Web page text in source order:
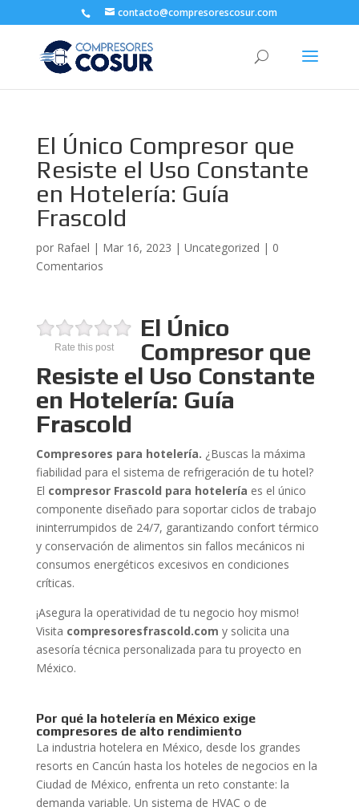
contacto@compresorescosur.com
El Único Compresor que
Resiste el Uso Constante
en Hotelería: Guía
Frascold
por Rafael | Mar 16, 2023 | Uncategorized | 0
Comentarios
Rate this post
El Único
Compresor que
Resiste el Uso Constante
en Hotelería: Guía
Frascold
Compresores para hotelería. ¿Buscas la máxima
fiabilidad para el sistema de refrigeración de tu hotel?
El compresor Frascold para hotelería es el único
componente diseñado para soportar ciclos de trabajo
ininterrumpidos de 24/7, garantizando confort térmico
y conservación de alimentos sin fallos mecánicos ni
consumos energéticos excesivos en condiciones
críticas.
¡Asegura la operatividad de tu negocio hoy mismo!
Visita compresoresfrascold.com y solicita una
asesoría técnica personalizada para tu proyecto en
México.
Por qué la hotelería en México exige
compresores de alto rendimiento
La industria hotelera en México, desde los grandes
resorts en Cancún hasta los hoteles de negocios en la
Ciudad de México, enfrenta un reto constante: la
demanda variable. Un sistema de HVAC o de